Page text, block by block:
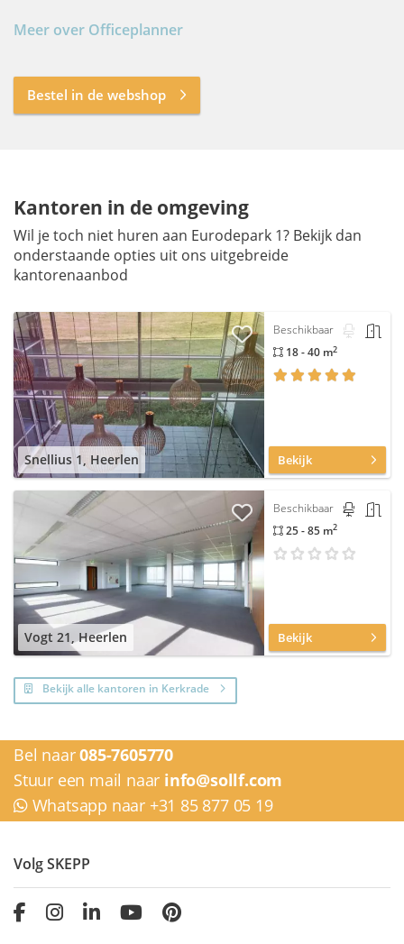
Meer over Officeplanner
Bestel in de webshop
Kantoren in de omgeving
Wil je toch niet huren aan Eurodepark 1? Bekijk dan
onderstaande opties uit ons uitgebreide
kantorenaanbod
Snellius 1, Heerlen
Beschikbaar
18 - 40 m2
Bekijk
Vogt 21, Heerlen
Beschikbaar
25 - 85 m2
Bekijk
Bekijk alle kantoren in Kerkrade
Bel naar085-7605770
Stuur een mail naar info@sollf.com
Whatsapp naar +31 85 877 05 19
Volg SKEPP